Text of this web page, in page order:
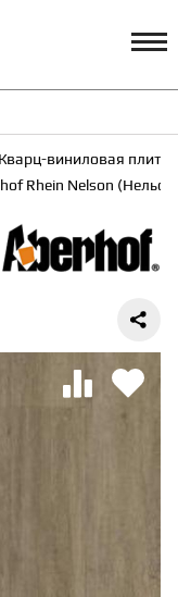
Профиль
виниловая плитка
Rhein Nelson